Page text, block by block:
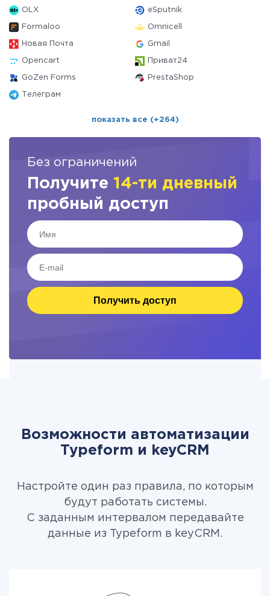
OLX eSputnik
Formaloo Omnicell
Новая Почта Gmail
Opencart Приват24
GoZen Forms PrestaShop
Телеграм
показать все (+264)
Без ограничений
Получите 14-ти дневный
пробный доступ
Получить доступ
Возможности автоматизации
Typeform и keyCRM
Настройте один раз правила, по которым
будут работать системы.
С заданным интервалом передавайте
данные из Typeform в keyCRM.